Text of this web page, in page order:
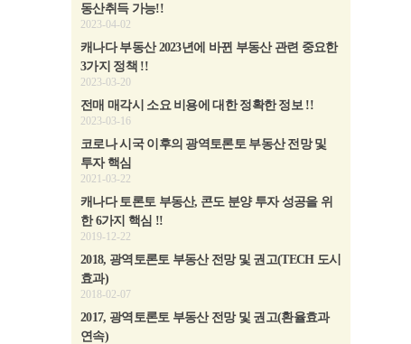
동산취득 가능!!
2023-04-02
캐나다 부동산 2023년에 바뀐 부동산 관련 중요한
3가지 정책 !!
2023-03-20
전매 매각시 소요 비용에 대한 정확한 정보 !!
2023-03-16
코로나 시국 이후의 광역토론토 부동산 전망 및
투자 핵심
2021-03-22
캐나다 토론토 부동산, 콘도 분양 투자 성공을 위
한 6가지 핵심 !!
2019-12-22
2018, 광역토론토 부동산 전망 및 권고(TECH 도시
효과)
2018-02-07
2017, 광역토론토 부동산 전망 및 권고(환율효과
연속)